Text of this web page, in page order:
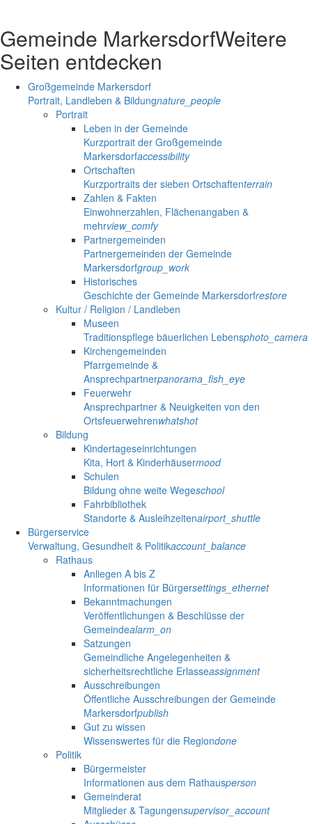
Gemeinde MarkersdorfWeitere
Seiten entdecken
Großgemeinde Markersdorf
Portrait, Landleben & Bildungnature_people
Portrait
Leben in der Gemeinde
Kurzportrait der Großgemeinde
Markersdorfaccessibility
Ortschaften
Kurzportraits der sieben Ortschaftenterrain
Zahlen & Fakten
Einwohnerzahlen, Flächenangaben &
mehrview_comfy
Partnergemeinden
Partnergemeinden der Gemeinde
Markersdorfgroup_work
Historisches
Geschichte der Gemeinde Markersdorfrestore
Kultur / Religion / Landleben
Museen
Traditionspflege bäuerlichen Lebensphoto_camera
Kirchengemeinden
Pfarrgemeinde &
Ansprechpartnerpanorama_fish_eye
Feuerwehr
Ansprechpartner & Neuigkeiten von den
Ortsfeuerwehrenwhatshot
Bildung
Kindertageseinrichtungen
Kita, Hort & Kinderhäusermood
Schulen
Bildung ohne weite Wegeschool
Fahrbibliothek
Standorte & Ausleihzeitenairport_shuttle
Bürgerservice
Verwaltung, Gesundheit & Politikaccount_balance
Rathaus
Anliegen A bis Z
Informationen für Bürgersettings_ethernet
Bekanntmachungen
Veröffentlichungen & Beschlüsse der
Gemeindealarm_on
Satzungen
Gemeindliche Angelegenheiten &
sicherheitsrechtliche Erlasseassignment
Ausschreibungen
Öffentliche Ausschreibungen der Gemeinde
Markersdorfpublish
Gut zu wissen
Wissenswertes für die Regiondone
Politik
Bürgermeister
Informationen aus dem Rathausperson
Gemeinderat
Mitglieder & Tagungensupervisor_account